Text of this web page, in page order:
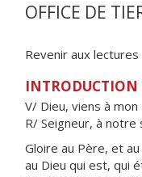
OFFICE DE
Revenir aux lectures
INTRODUCTION
V/ Dieu, viens à mon
R/ Seigneur, à notre
Gloire au Père, et
au Dieu qui est, qui